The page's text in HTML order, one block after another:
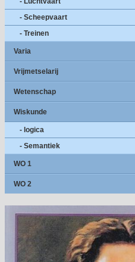
- Scheepvaart
- Treinen
Varia
Vrijmetselarij
Wetenschap
Wiskunde
- logica
- Semantiek
WO 1
WO 2